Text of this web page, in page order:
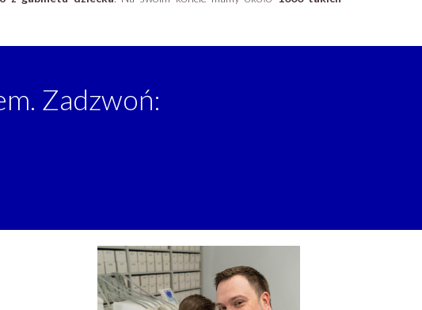
Zadzwoń: